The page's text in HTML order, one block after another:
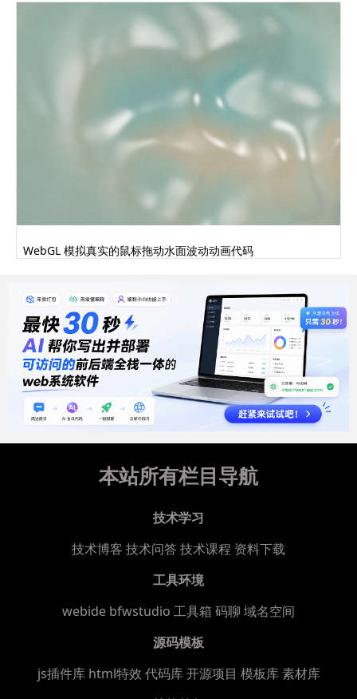
WebGL 模拟真实的鼠标拖动水面波动动画代码
本站所有栏目导航
技术学习
技术博客 技术问答技术课程 资料下载
工具环境
webide bfwstudio 工具箱 码聊 域名空间
源码模板
js插件库 html特效 代码库 开源项目 模板库 素材库